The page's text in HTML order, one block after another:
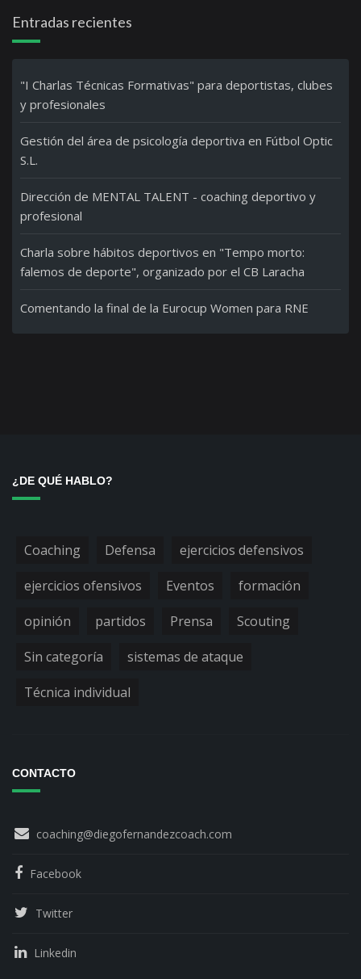
Entradas recientes
"I Charlas Técnicas Formativas" para deportistas, clubes
y profesionales
Gestión del área de psicología deportiva en Fútbol Optic
S.L.
Dirección de MENTAL TALENT - coaching deportivo y
profesional
Charla sobre hábitos deportivos en "Tempo morto:
falemos de deporte", organizado por el CB Laracha
Comentando la final de la Eurocup Women para RNE
¿DE QUÉ HABLO?
Coaching Defensa
ejercicios defensivos
ejercicios ofensivos
Eventos
formación
opinión
partidos Prensa
Scouting
Sin categoría
sistemas de ataque
Técnica individual
CONTACTO
coaching@diegofernandezcoach.com
Facebook
Twitter
Linkedin